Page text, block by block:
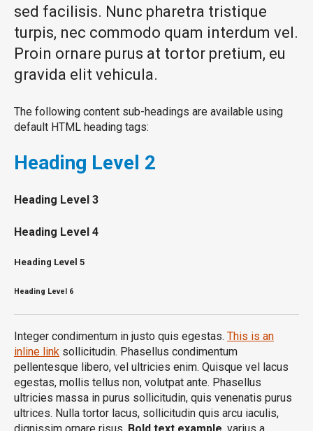
sed facilisis. Nunc pharetra tristique
turpis, nec commodo quam interdum vel.
Proin ornare purus at tortor pretium, eu
gravida elit vehicula.
The following content sub-headings are available using
default HTML heading tags:
Heading Level 2
Heading Level 3
Heading Level 4
Heading Level 5
Heading Level 6
Integer condimentum in justo quis egestas. This is an
inline link sollicitudin. Phasellus condimentum
pellentesque libero, vel ultricies enim. Quisque vel lacus
egestas, mollis tellus non, volutpat ante. Phasellus
ultricies massa in purus sollicitudin, quis venenatis purus
ultrices. Nulla tortor lacus, sollicitudin quis arcu iaculis,
dignissim ornare risus. Bold text example, varius a